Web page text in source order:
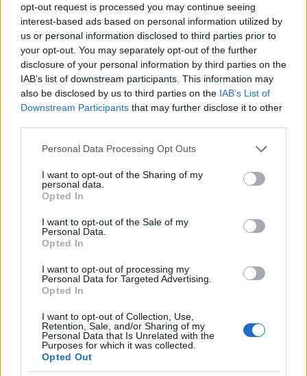
opt-out request is processed you may continue seeing
interest-based ads based on personal information utilized by
us or personal information disclosed to third parties prior to
your opt-out. You may separately opt-out of the further
disclosure of your personal information by third parties on the
IAB’s list of downstream participants. This information may
also be disclosed by us to third parties on the IAB’s List of
Downstream Participants that may further disclose it to other
Please note that this website/app uses one or more Google
not limited to your visit or usage behaviour. You may click to
grant or deny consent to Google and its third-party tags to
use your data for below specified purposes in below Google
consent section.
Personal Data Processing Opt Outs
I want to opt-out of the Sharing of my
personal data.
Opted In
I want to opt-out of the Sale of my
Personal Data.
Opted In
I want to opt-out of processing my
Personal Data for Targeted Advertising.
Opted In
I want to opt-out of Collection, Use,
Retention, Sale, and/or Sharing of my
Personal Data that Is Unrelated with the
Purposes for which it was collected.
Opted Out
Fotó:fotó: VéNégy Fesztivál
Az idén ötödik alkalommal startoló fesztivál
szeretettel várja. A programok között
megtalálhatjuk minden év klasszikus fellépőit, a
Irie Maffia, a 30Y, a Supernem, illetve több külföldi
fellépővel is találkozhatnak az érdeklődők. A négy
performanszokat tart majd a TÁP Színház és a
Nylon Group, reggelente pedig jógaórán is részt
vehetsz. És minden fesztivál elengedhetetlen
kelléke, a vízpart természetesen itt is jelen van: a
VéNégyet Vácon szervezik, így bármikor lemehetsz
megmártózni a Dunában.